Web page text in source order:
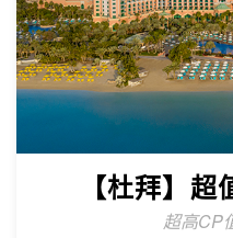
【杜拜】
超高CP